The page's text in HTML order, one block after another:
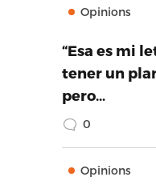
Opinions
“Esa es mi
tener un
pero…
0
Opinions